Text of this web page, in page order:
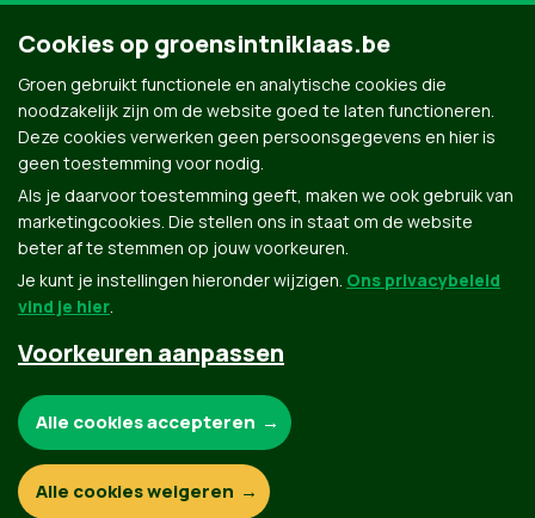
Groen.be
© Copyright Groen 2026 | Gemaakt met NationBuilder
Contact Privacybeleid
Cookies op groensintniklaas.be
Groen gebruikt functionele en analytische cookies die
noodzakelijk zijn om de website goed te laten functioneren.
Deze cookies verwerken geen persoonsgegevens en hier is
geen toestemming voor nodig.
Als je daarvoor toestemming geeft, maken we ook gebruik van
marketingcookies. Die stellen ons in staat om de website
beter af te stemmen op jouw voorkeuren.
Je kunt je instellingen hieronder wijzigen. Ons privacybeleid
vind je hier.
Voorkeuren aanpassen
Functionele en analytische cookies:
Alle cookies accepteren
Alle cookies weigeren